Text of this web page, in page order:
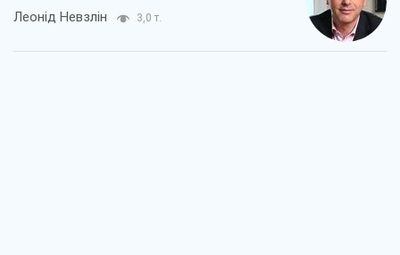
Леонід Невзлін 3,0 т.